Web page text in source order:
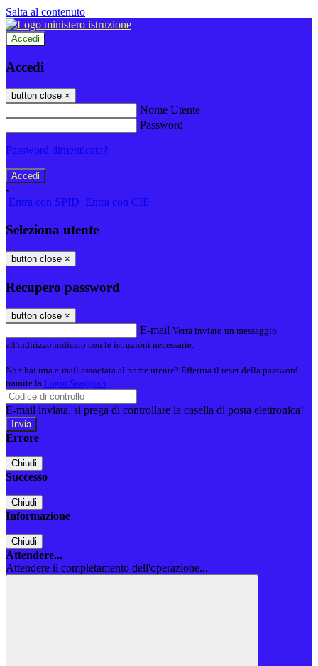
Salta al contenuto
Accedi
Accedi
button close ×
Nome Utente
Password
Password dimenticata?
-
Entra con SPID Entra con CIE
Seleziona utente
button close ×
Recupero password
button close ×
E-mail Verrà inviato un messaggio
all'indirizzo indicato con le istruzioni necessarie.
Non hai una e-mail associata al nome utente? Effettua il reset della password
tramite la Login Spaggiari
E-mail inviata, si prega di controllare la casella di posta elettronica!
Errore
Chiudi
Successo
Chiudi
Informazione
Chiudi
Attendere...
Attendere il completamento dell'operazione...